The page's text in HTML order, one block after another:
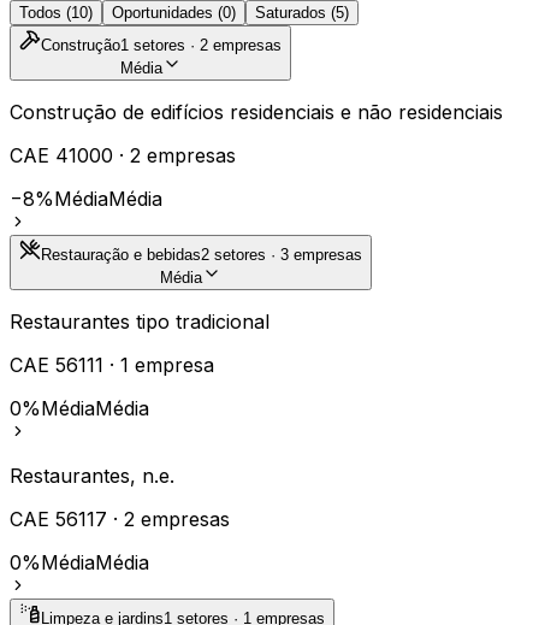
Todos (10) Oportunidades (0) Saturados (5)
Construção1 setores · 2 empresas
Média
Construção de edifícios residenciais e não residenciais
CAE 41000 · 2 empresas
−8%MédiaMédia
Restauração e bebidas2 setores · 3 empresas
Média
Restaurantes tipo tradicional
CAE 56111 · 1 empresa
0%MédiaMédia
Restaurantes, n.e.
CAE 56117 · 2 empresas
0%MédiaMédia
Limpeza e jardins1 setores · 1 empresas